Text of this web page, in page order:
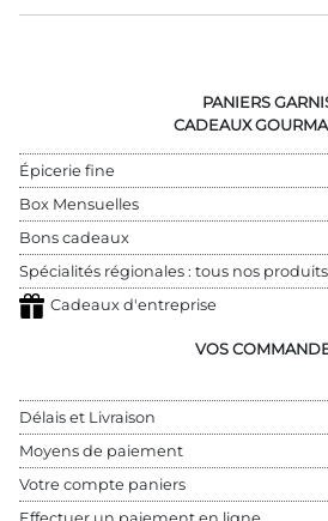
PANIERS
CADEAUX
Épicerie fine
Box Mensuelles
Bons cadeaux
Spécialités régionales : tous nos
Cadeaux d'entreprise
VOS
Délais et Livraison
Moyens de paiement
Votre compte paniers